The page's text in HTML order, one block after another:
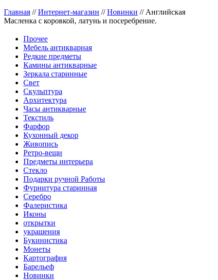
Главная //Интернет-магазин //Новинки // Английская
Масленка с коровкой, латунь и посеребрение.
Прочее
Мебель антикварная
Редкие предметы
Камины антикварные
Зеркала старинные
Свет
Скульптура
Архитектура
Часы антикварные
Текстиль
Фарфор
Кухонный декор
Живопись
Ретро-вещи
Предметы интерьера
Стекло
Подарки ручной Работы
Фурнитура старинная
Серебро
Фалеристика
Иконы
открытки
украшения
Букинистика
Монеты
Картография
Барельеф
Новинки